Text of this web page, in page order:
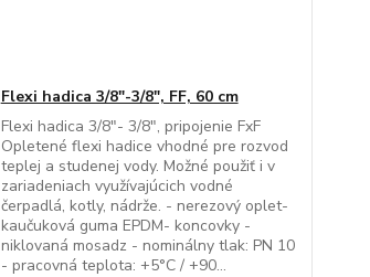
Flexi hadica 3/8"-3/8", FF, 60 cm
Flexi hadica 3/8"- 3/8", pripojenie FxF
Opletené flexi hadice vhodné pre rozvod
teplej a studenej vody. Možné použiť i v
zariadeniach využívajúcich vodné
čerpadlá, kotly, nádrže. - nerezový oplet-
kaučuková guma EPDM- koncovky -
niklovaná mosadz - nominálny tlak: PN 10
- pracovná teplota: +5°C / +90...